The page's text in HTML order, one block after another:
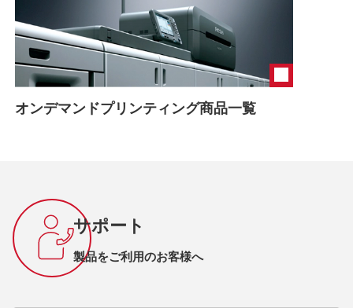
オンデマンドプリンティング商品一覧
サポート
製品をご利用のお客様へ